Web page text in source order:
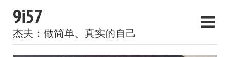
9i57
杰夫：做简单、真实的自己